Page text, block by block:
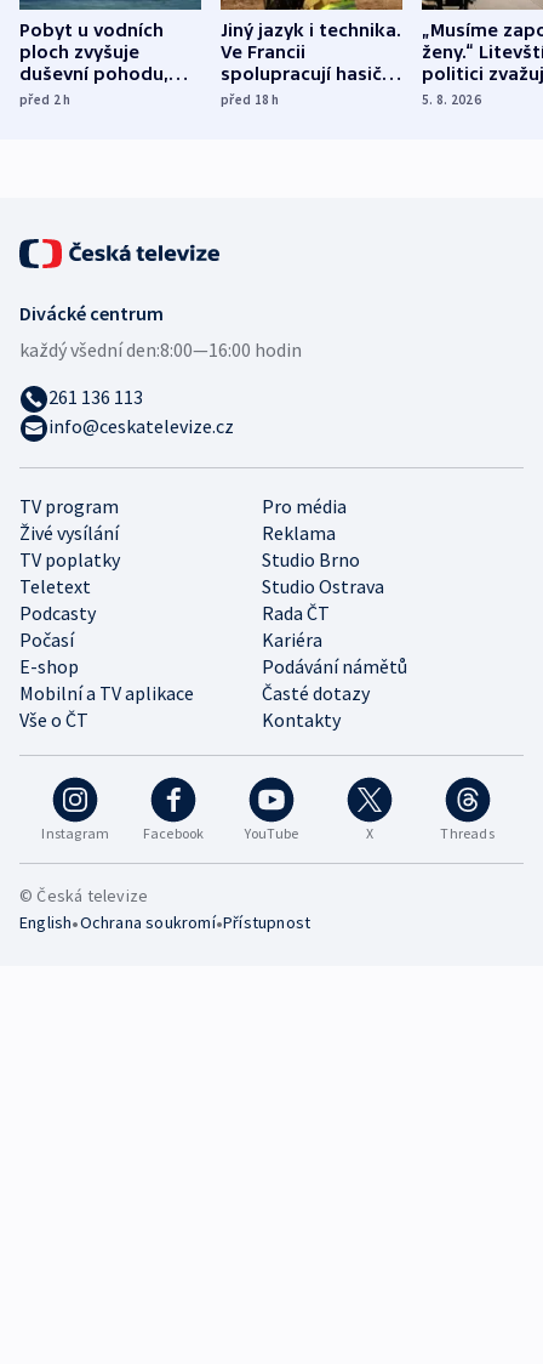
Pobyt u vodních
ploch zvyšuje
duševní pohodu,
ukázala
před 2h
Jiný jazyk i technika.
Ve Francii
spolupracují hasiči z
různých zemí
před 18h
„Musíme
ženy.“
politici
dohodu o
5. 8. 2026
Instagram Facebook YouTube X Threads
TV program
Pro média
Živé vysílání
Reklama
TV poplatky
Studio Brno
Teletext
Studio Ostrava
Podcasty
Rada ČT
Počasí
Kariéra
E-shop
Podávání námětů
Mobilní a TV aplikace
Časté dotazy
Vše o ČT
Kontakty
Divácké centrum
každý všední den:8:00—16:00 hodin
261 136 113
info@ceskatelevize.cz
© Česká televize
English•Ochrana soukromí•Přístupnost